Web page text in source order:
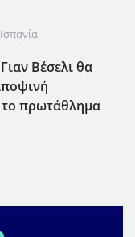
Ισπανία
Βέσελι θα
το πρωτάθλημα